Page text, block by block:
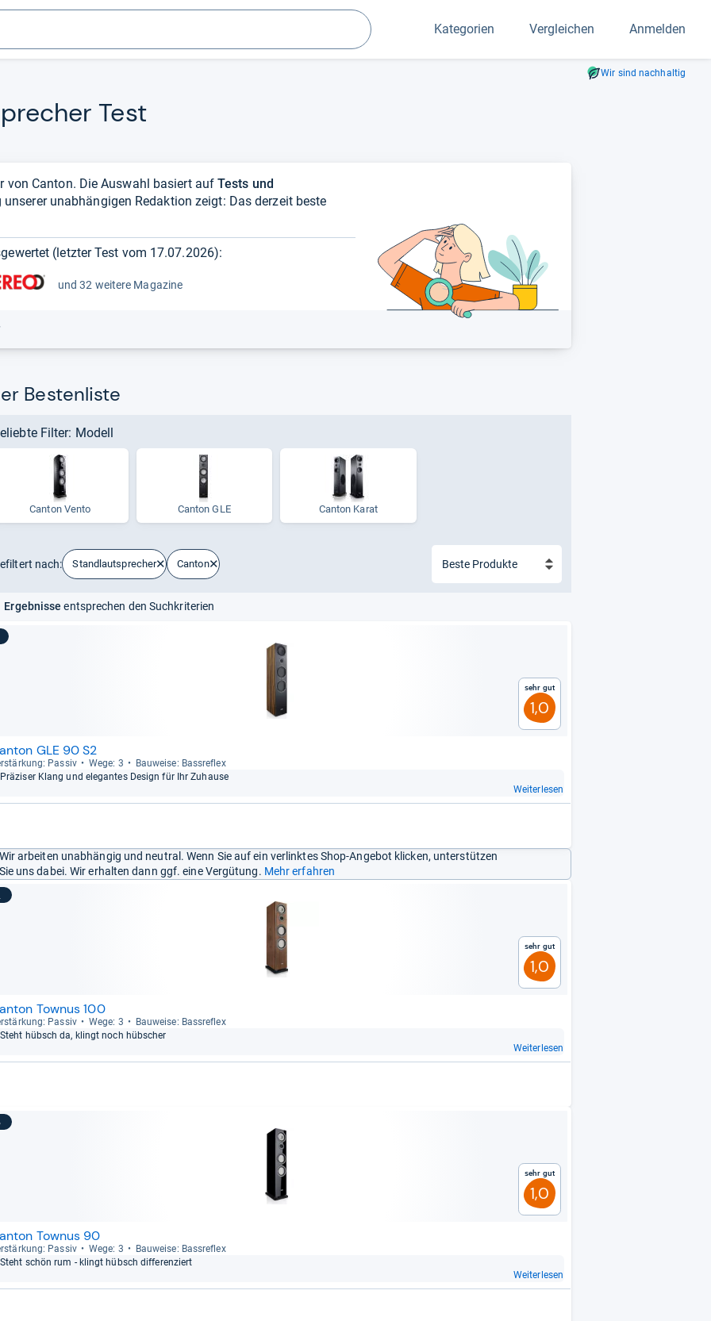
Suchen Kategorien Vergleichen Anmelden
Wir sind nachhaltig
Test
von Canton. Die Auswahl basiert aufTests und
unserer unabhängigen Redaktion zeigt: Das derzeit beste
(letzter Test vom 17.07.2026):
und 32 weitere Magazine
Bestenliste
Filter: Modell
Can­ton Vento Canton GLE Can­ton Karat
nach: Standlautsprecher Canton
Ergebnisse entsprechen den Suchkriterien
Sehr gut
1,0
GLE 90 S2
Pas­siv Wege: 3
Bau­weise: Bass­re­flex
Prä­zi­ser Klang und ele­gan­tes Design für Ihr Zuhause
Weiterlesen
arbeiten unabhängig und neutral. Wenn Sie auf ein verlinktes Shop-Angebot klicken, unterstützen
uns dabei. Wir erhalten dann ggf. eine Vergütung. Mehr erfahren
Sehr gut
1,0
Townus 100
Pas­siv Wege: 3
Bau­weise: Bass­re­flex
Steht hübsch da, klingt noch hüb­scher
Weiterlesen
Sehr gut
1,0
Townus 90
Pas­siv Wege: 3
Bau­weise: Bass­re­flex
Steht schön rum -​ klingt hübsch dif­fe­ren­ziert
Weiterlesen